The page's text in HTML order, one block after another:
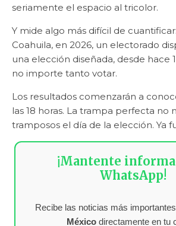
seriamente el espacio al tricolor.
Y mide algo más difícil de
Coahuila, en 2026, un electorado
una elección diseñada, desde hace
no importe tanto votar.
Los resultados comenzarán a
las 18 horas. La trampa perfecta no
tramposos el día de la elección. Ya
¡Mantente
WhatsApp!
Recibe las noticias más
Méxicodirectamente en tu